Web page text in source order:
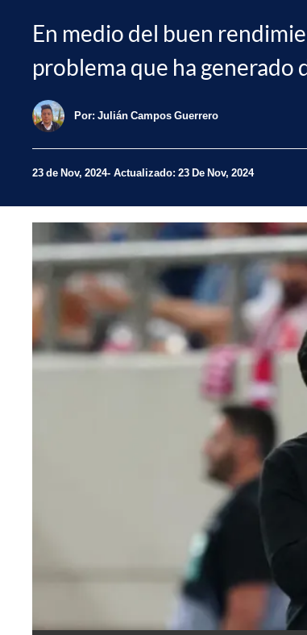
En medio del buen
problema que ha generado
Por: Julián Campos Guerrero
23 de Nov, 2024 Actualizado: 23 De Nov, 2024